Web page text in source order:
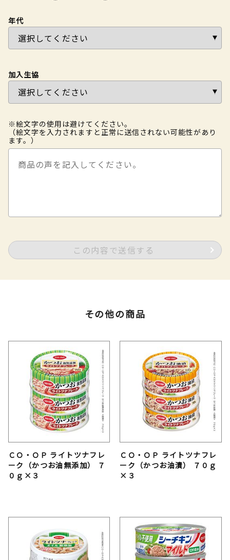
年代
加入生協
※絵文字の使用は避けてください。
（絵文字を入力されますと正常に送信されない可能性があり
ます。）
この内容で送信する
その他の商品
ＣＯ・ＯＰ ライトツナフレ
ーク（かつお油無添加） ７
０ｇ×３
ＣＯ・ＯＰ ライトツナフレ
ーク（かつお油漬） ７０ｇ
×３